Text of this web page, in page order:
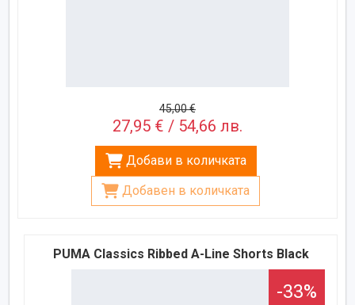
45,00 €
27,95 € / 54,66 лв.
Добави в количката
Добавен в количката
PUMA Classics Ribbed A-Line Shorts Black
-33%